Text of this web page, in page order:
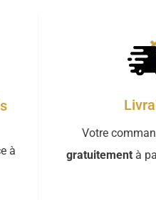
à
Votre
gratuitementà